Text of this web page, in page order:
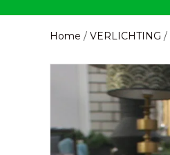
Home / VERLICHTING /